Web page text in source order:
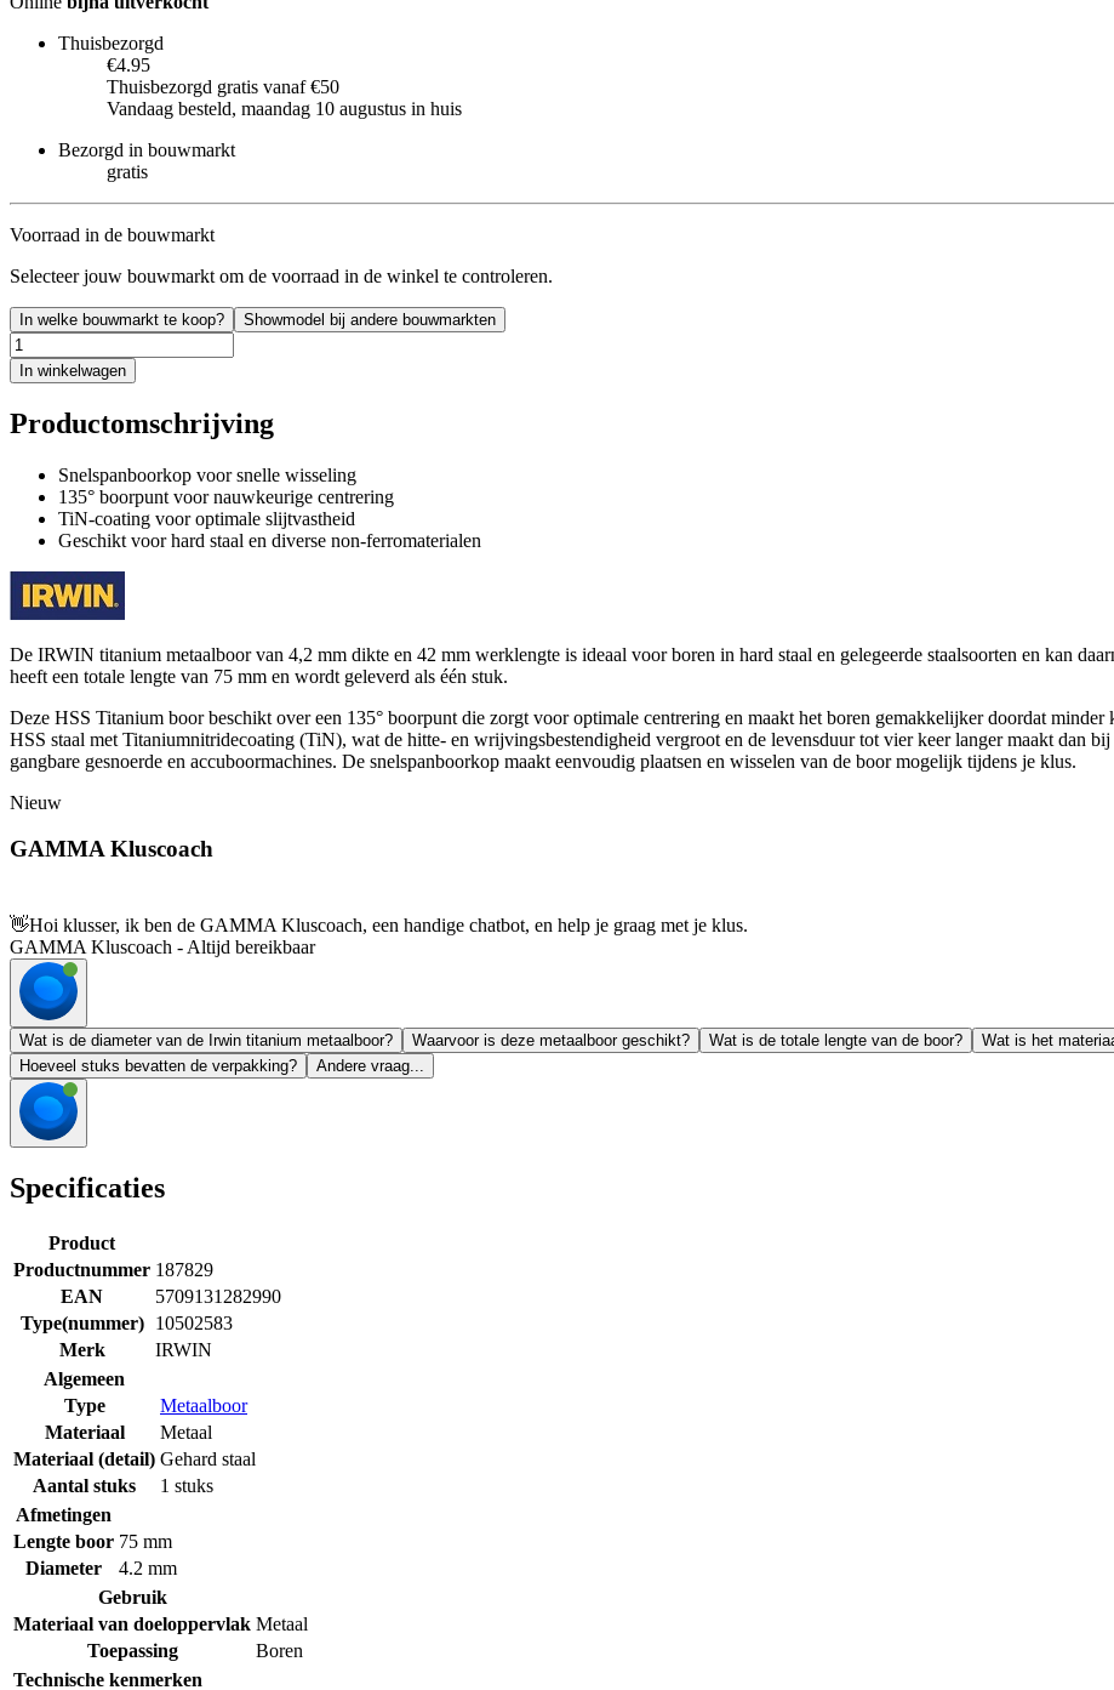
Thuisbezorgd
€4.95
Thuisbezorgd gratis vanaf €50
Vandaag besteld, maandag 10 augustus in huis
Bezorgd in bouwmarkt
gratis
Voorraad in de bouwmarkt
Selecteer jouw bouwmarkt om de voorraad in de winkel te controleren.
In welke bouwmarkt te koop? Showmodel bij andere bouwmarkten
In winkelwagen
Productomschrijving
Snelspanboorkop voor snelle wisseling
135° boorpunt voor nauwkeurige centrering
TiN-coating voor optimale slijtvastheid
Geschikt voor hard staal en diverse non-ferromaterialen
De IRWIN titanium metaalboor van 4,2 mm dikte en 42 mm werklengte is ideaal voor boren in hard staal en gelegeerde staalsoorten en kan
heeft een totale lengte van 75 mm en wordt geleverd als één stuk.
Deze HSS Titanium boor beschikt over een 135° boorpunt die zorgt voor optimale centrering en maakt het boren gemakkelijker doordat
HSS staal met Titaniumnitridecoating (TiN), wat de hitte- en wrijvingsbestendigheid vergroot en de levensduur tot vier keer langer maakt dan
gangbare gesnoerde en accuboormachines. De snelspanboorkop maakt eenvoudig plaatsen en wisselen van de boor mogelijk tijdens je klus.
Nieuw
GAMMA Kluscoach
👋Hoi klusser, ik ben de GAMMA Kluscoach, een handige chatbot, en help je graag met je klus.
GAMMA Kluscoach - Altijd bereikbaar
Wat is de diameter van de Irwin titanium metaalboor? Waarvoor is deze metaalboor geschikt? Wat is de totale lengte van de boor?
Wat is het
Hoeveel stuks bevatten de verpakking?
Andere vraag...
Specificaties
Product
Productnummer 187829
EAN
5709131282990
Type(nummer)
10502583
Merk
IRWIN
Algemeen
Type
Metaalboor
Materiaal
Metaal
Materiaal (detail) Gehard staal
Aantal stuks
1 stuks
Afmetingen
Lengte boor 75 mm
Diameter
4.2 mm
Gebruik
Materiaal van doeloppervlak Metaal
Toepassing
Boren
Technische kenmerken